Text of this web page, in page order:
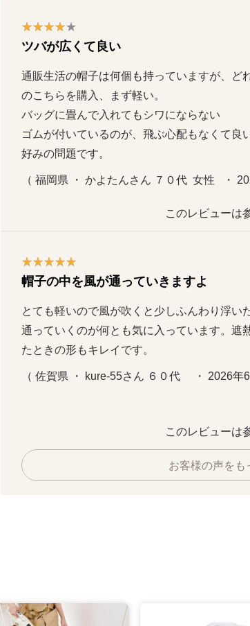
ツバが広くて良い
通販生活の帽子は何個も持っていますが、ど
のこちらを購入、まず軽い。
バッグに畳んで入れてもシワにならない
ゴムが付いているのが、飛ぶ心配もなくて良
好みの問題です。
（ 福岡県 ・ かよたんさん ７０代  女性   ・
このレビューは
帽子の中を風が通っていきますよ
とても軽いので風が吹くと少しふんわり浮い
通っていくのが何とも気に入っています。遮
たときの形もキレイです。
（ 佐賀県 ・ kure-55さん ６０代     ・ 2026年
このレビューは
お客様の声をも